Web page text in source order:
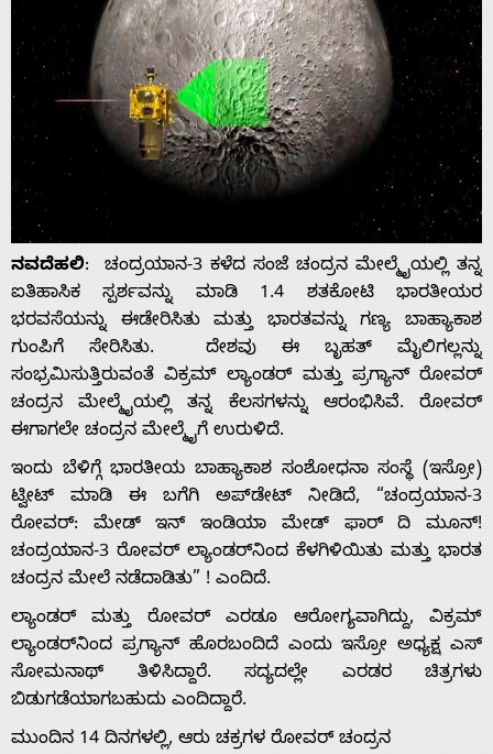
Home
About
ನವದೆಹಲಿ: ಚಂದ್ರಯಾನ-3 ಕಳೆದ ಸಂಜೆ ಚಂದ್ರನ ಮೇಲ್ಮೈಯಲ್ಲಿ ತನ್ನ
ಐತಿಹಾಸಿಕ ಸ್ಪರ್ಶವನ್ನು ಮಾಡಿ 1.4 ಶತಕೋಟಿ ಭಾರತೀಯರ
ಭರವಸೆಯನ್ನು ಈಡೇರಿಸಿತು ಮತ್ತು ಭಾರತವನ್ನು ಗಣ್ಯ ಬಾಹ್ಯಾಕಾಶ
ಗುಂಪಿಗೆ ಸೇರಿಸಿತು. ದೇಶವು ಈ ಬೃಹತ್ ಮೈಲಿಗಲ್ಲನ್ನು
ಸಂಭ್ರಮಿಸುತ್ತಿರುವಂತೆ ವಿಕ್ರಮ್ ಲ್ಯಾಂಡರ್ ಮತ್ತು ಪ್ರಗ್ಯಾನ್ ರೋವರ್
ಚಂದ್ರನ ಮೇಲ್ಮೈಯಲ್ಲಿ ತನ್ನ ಕೆಲಸಗಳನ್ನು ಆರಂಭಿಸಿವೆ. ರೋವರ್
ಈಗಾಗಲೇ ಚಂದ್ರನ ಮೇಲ್ಮೈಗೆ ಉರುಳಿದೆ.
ಇಂದು ಬೆಳಿಗ್ಗೆ ಭಾರತೀಯ ಬಾಹ್ಯಾಕಾಶ ಸಂಶೋಧನಾ ಸಂಸ್ಥೆ (ಇಸ್ರೋ)
ಟ್ವೀಟ್ ಮಾಡಿ ಈ ಬಗೆಗಿ ಅಪ್‌ಡೇಟ್‌ ನೀಡಿದೆ, “ಚಂದ್ರಯಾನ-3
ರೋವರ್: ಮೇಡ್‌ ಇನ್‌ ಇಂಡಿಯಾ ಮೇಡ್‌ ಫಾರ್‌ ದಿ ಮೂನ್!
ಚಂದ್ರಯಾನ-3 ರೋವರ್ ಲ್ಯಾಂಡರ್‌ನಿಂದ ಕೆಳಗಿಳಿಯಿತು ಮತ್ತು ಭಾರತ
ಚಂದ್ರನ ಮೇಲೆ ನಡೆದಾಡಿತು” ! ಎಂದಿದೆ.
ಲ್ಯಾಂಡರ್ ಮತ್ತು ರೋವರ್ ಎರಡೂ ಆರೋಗ್ಯವಾಗಿದ್ದು, ವಿಕ್ರಮ್
ಲ್ಯಾಂಡರ್‌ನಿಂದ ಪ್ರಗ್ಯಾನ್ ಹೊರಬಂದಿದೆ ಎಂದು ಇಸ್ರೋ ಅಧ್ಯಕ್ಷ ಎಸ್
ಸೋಮನಾಥ್ ತಿಳಿಸಿದ್ದಾರೆ. ಸದ್ಯದಲ್ಲೇ ಎರಡರ ಚಿತ್ರಗಳು
ಬಿಡುಗಡೆಯಾಗಬಹುದು ಎಂದಿದ್ದಾರೆ.
ಮುಂದಿನ 14 ದಿನಗಳಲ್ಲಿ, ಆರು ಚಕ್ರಗಳ ರೋವರ್ ಚಂದ್ರನ